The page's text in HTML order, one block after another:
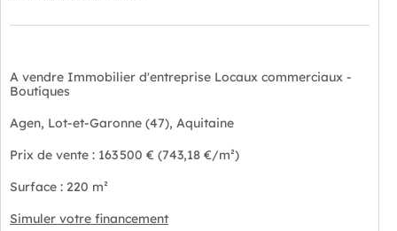
A vendre Immobilier d'entreprise Locaux commerciaux -
Boutiques
Agen, Lot-et-Garonne (47), Aquitaine
Prix de vente : 163 500 € (743,18 €/m²)
Surface : 220 m²
Simuler votre financement